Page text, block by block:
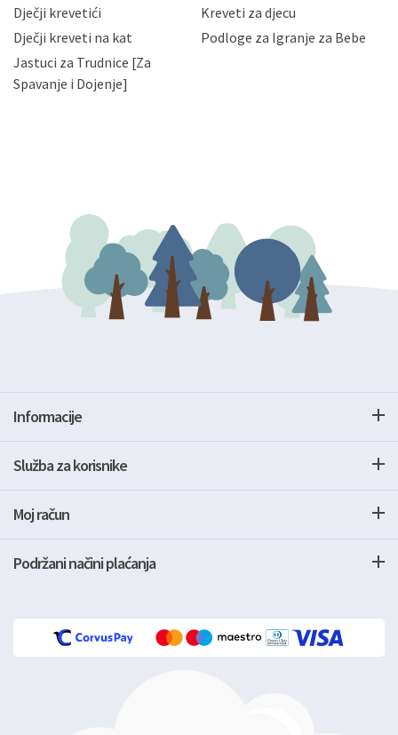
da možete u svako doba, u potpunosti ili djelomice,
zatražiti prestanak aktivnosti obrade Vaših osobnih
podataka. Opoziv privole možete podnijeti poštom na
gore navedenu adresu ili e-mailom na adresu:
Dječji krevetići
Kreveti za djecu
Dječji kreveti na kat
Podloge za Igranje za Bebe
Jastuci za Trudnice [Za
Spavanje i Dojenje]
Informacije
Služba za korisnike
Moj račun
Podržani načini plaćanja